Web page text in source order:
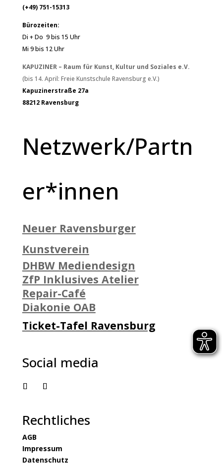
(+49) 751-15313
Bürozeiten:
Di + Do 9 bis 15 Uhr
Mi 9 bis 12 Uhr
KAPUZINER – Raum für Kunst, Kultur und Soziales e.V.
(bis 14. April: Freie Kunstschule Ravensburg e.V.)
Kapuzinerstraße 27a
88212 Ravensburg
Netzwerk/Partn
er*innen
Neuer Ravensburger
Kunstverein
DHBW Mediendesign
ZfP Inklusives Atelier
Repair-Café
Diakonie OAB
Ticket-Tafel Ravensburg
Social media
Rechtliches
AGB
Impressum
Datenschutz